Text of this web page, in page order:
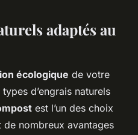
adaptés au
écologique de votre
d’engrais naturels
est l’un des choix
nombreux avantages